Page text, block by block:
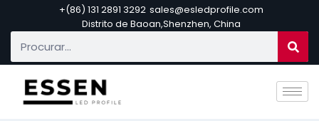
+(86) 131 2891 3292 sales@esledprofile.com
Distrito de Baoan,Shenzhen, China